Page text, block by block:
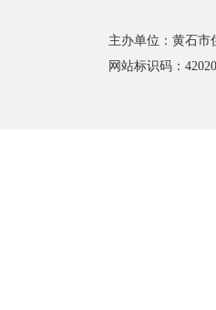
主办单位：黄石市
网站标识码：